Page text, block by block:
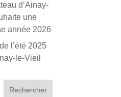
d’Ainay-
une
année 2026
l’été 2025
le-Vieil